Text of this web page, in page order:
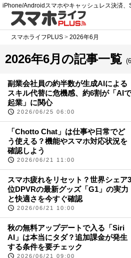
iPhone/Androidスマホやキャッシュレス決済
スマホライフPLUS >2026年6月
2026年6月の記事一覧
副業会社員の約半数が生成AIによる
スキル代替に危機感、約6割が「AIで
起業」に関心
2026/06/25 06:00
「Chotto Chat」は仕事や日常でど
う使える？機能やスマホ対応状況を
確認しよう
2026/06/21 11:00
スマホ疲れをリセット？世界シェア3
位DPVRの最新グッズ「G1」の実力
と快適さを今すぐ確認
2026/06/21 10:00
秋の無料アップデートで入る「Siri
AI」は本当にタダ？追加課金が発生
する条件を要チェック
2026/06/21 09:00